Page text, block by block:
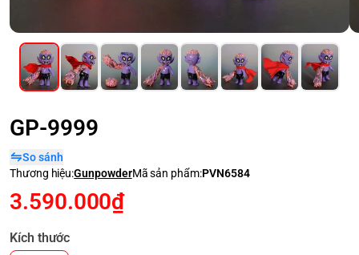
GP-9999
So sánh
Thương hiệu:GunpowderMã sản phẩm:PVN6584
3.590.000₫
Kích thước